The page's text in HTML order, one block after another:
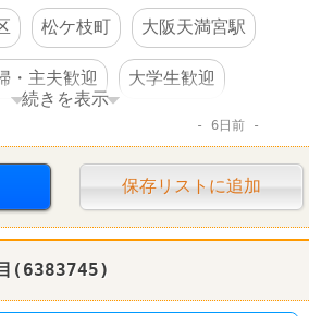
松ケ枝町 大阪天満宮駅
・主夫歓迎 大学生歓迎
ヤマト運輸
続きを表示
6日前
保存リストに追加
(6383745)